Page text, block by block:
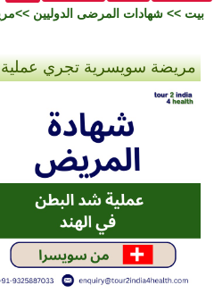
بيت >> شهادات المرضى الدوليين
مريضة سويسرية تجري عملية